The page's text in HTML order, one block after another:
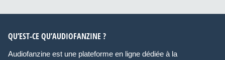
QU’EST-CE QU’AUDIOFANZINE ?
Audiofanzine est une plateforme en ligne dédiée à la